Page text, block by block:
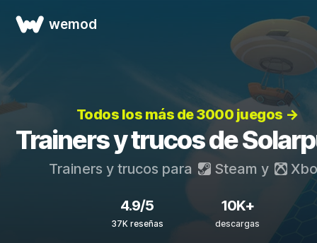
wemod
Todos los más de 3000 juegos →
Trainers y trucos de
Trainers y trucos para Steam y
4.9/5
37K reseñas
10K+
descargas